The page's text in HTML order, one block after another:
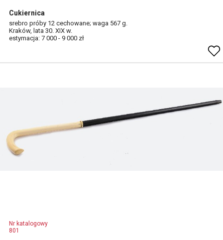
Cukiernica
srebro próby 12 cechowane; waga 567 g.
Kraków, lata 30. XIX w.
estymacja: 7 000 - 9 000 zł
Nr katalogowy
801